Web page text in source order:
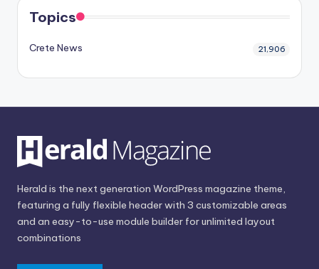
Topics
Crete News 21,906
Herald is the next generation WordPress magazine theme,
featuring a fully flexible header with 3 customizable areas
and an easy-to-use module builder for unlimited layout
combinations